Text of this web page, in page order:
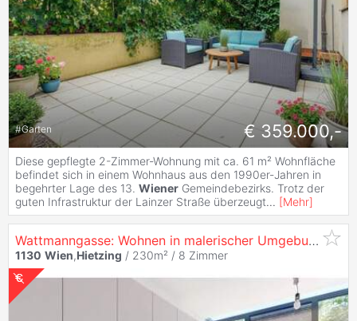
#Garten € 359.000,-
Diese gepflegte 2-Zimmer-Wohnung mit ca. 61 m² Wohnfläche
befindet sich in einem Wohnhaus aus den 1990er-Jahren in
begehrter Lage des 13. Wiener Gemeindebezirks. Trotz der
guten Infrastruktur der Lainzer Straße überzeugt... [Mehr]
Wattmanngasse: Wohnen in malerischer Umgebung - Ausgezeichnete Nahversorgung und Verkehrsanbindung in "Alt-
1130 Wien,Hietzing / 230m² / 8 Zimmer